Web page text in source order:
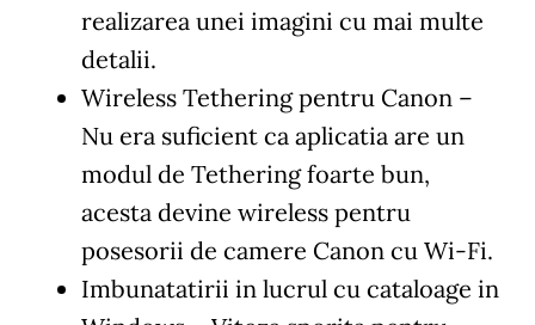
realizarea unei imagini cu mai multe
detalii.
Wireless Tethering pentru Canon –
Nu era suficient ca aplicatia are un
modul de Tethering foarte bun,
acesta devine wireless pentru
posesorii de camere Canon cu Wi-Fi.
Imbunatatirii in lucrul cu cataloage in